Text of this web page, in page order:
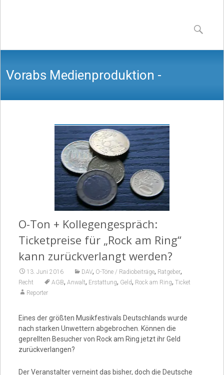
content
Suchen
nach:
Vorabs Medienproduktion -
Nachrichten, Texte, Podcast, O-Töne,
O-Ton + Kollegengespräch:
Ticketpreise für „Rock am Ring“
kann zurückverlangt werden?
13. Juni 2016 DAV, O-Töne / Radiobeiträge, Ratgeber,
Recht AGB, Anwalt, Erstattung, Geld, Rock am Ring, Ticket
Reporter
Eines der größten Musikfestivals Deutschlands wurde
nach starken Unwettern abgebrochen. Können die
geprellten Besucher von Rock am Ring jetzt ihr Geld
zurückverlangen?
Der Veranstalter verneint das bisher, doch die Deutsche